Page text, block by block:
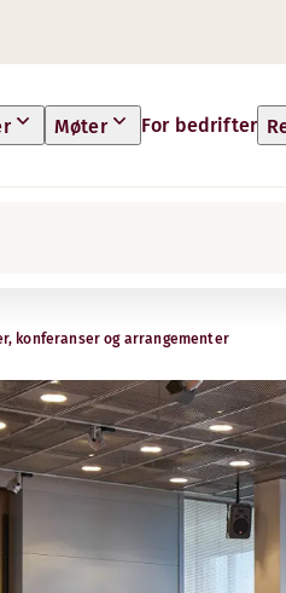
Møter For bedrifter
konferanser og arrangementer